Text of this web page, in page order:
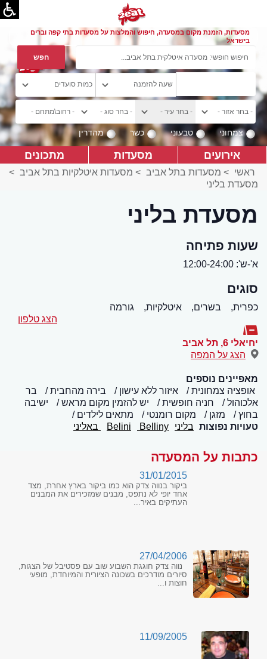
מסעדות, הזמנת מקום במסעדה, חיפוש והמלצות על מסעדות בתי קפה וברים
בישראל
צמחוני טבעוני כשר מהדרין
אירועים מסעדות מתכונים
ראשי > מסעדות בתל אביב > מסעדות איטלקיות בתל אביב >
מסעדת בליני
מסעדת בליני
שעות פתיחה
א'-ש': 12:00-24:00
סוגים
כפרית, בשרים, איטלקיות,
גורמה
הצג טלפון
יחיאלי 6 , תל אביב
הצג על המפה
מאפיינים נוספים
אופציה צמחונית
איזור ללא עישון בירה מהחבית
בר
אלכוהול
חניה חופשית יש להזמין מקום מראש
ישיבה
בחוץ
מזגן מקום רומנטי
מתאים לילדים
טעויות נפוצות בליני Belini Belliny באליני
כתבות על המסעדה
31/01/2015
ביקור בנווה צדק הוא כמו ביקור בארץ אחרת, מצד
אחד יופי לא נתפס, מבנים שמזכירים את המבנים
העתיקים באיר...
27/04/2006
נווה צדק חוגגת השבוע שוב עם פסטיבל של הצגות,
סיורים מודרכים בשכונה הציורית והמיוחדת, מופעי
חוצות ו...
11/09/2005